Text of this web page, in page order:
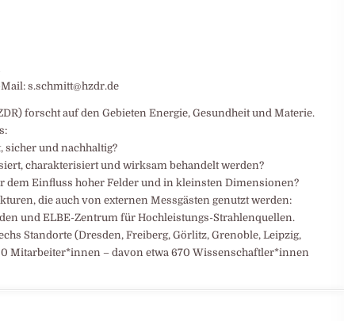
Mail: s.schmitt@hzdr.de
forscht auf den Gebieten Energie, Gesundheit und Materie.
sicher und nachhaltig?
charakterisiert und wirksam behandelt werden?
dem Einfluss hoher Felder und in kleinsten Dimensionen?
die auch von externen Messgästen genutzt werden:
und ELBE-Zentrum für Hochleistungs-Strahlenquellen.
Standorte (Dresden, Freiberg, Görlitz, Grenoble, Leipzig,
Mitarbeiter*innen – davon etwa 670 Wissenschaftler*innen